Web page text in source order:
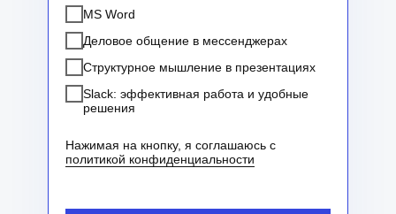
MS Word
Деловое общение в мессенджерах
Структурное мышление в презентациях
Slack: эффективная работа и удобные
решения
Нажимая на кнопку, я соглашаюсь с
политикой конфиденциальности